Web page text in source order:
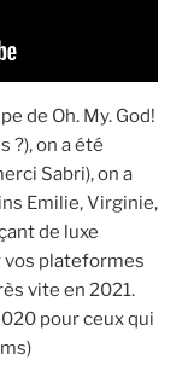
de Oh. My. God!
?), on a été
Sabri), on a
Emilie, Virginie,
de luxe
vos plateformes
vite en 2021.
pour ceux qui